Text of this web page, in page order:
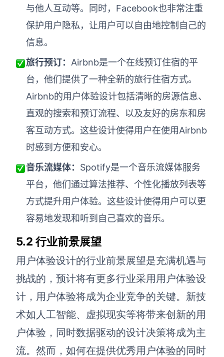
与他人互动等。同时，Facebook也非常注重
保护用户隐私，让用户可以自由地控制自己的
信息。
旅行预订： Airbnb是一个在线预订住宿的平
台，他们提供了一种全新的旅行住宿方式。
Airbnb的用户体验设计包括清晰的房源信息、
直观的搜索和预订流程、以及友好的房东和房
客互动方式。这些设计使得用户在使用Airbnb
时感到方便和安心。
音乐流媒体： Spotify是一个音乐流媒体服务
平台，他们通过算法推荐、个性化播放列表等
方式提升用户体验。这些设计使得用户可以更
容易地发现和听到自己喜欢的音乐。
5.2 行业前景展望
用户体验设计的行业前景展望是充满机遇与
挑战的，预计将有更多行业采用用户体验设
计，用户体验将成为企业竞争的关键。新技
术如人工智能、虚拟现实等将带来创新的用
户体验，同时数据驱动的设计决策将成为主
流。然而，如何在提供优秀用户体验的同时